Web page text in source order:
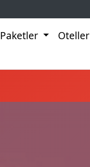
Paketler Oteller